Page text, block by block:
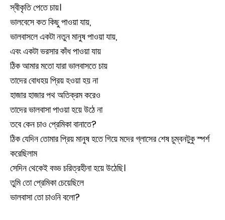
স্বীকৃতি পেতে চায়।
ভালবেসে কত কিছু পাওয়া যায়,
ভালবাসলে একটা নতুন মানুষ পাওয়া যায়,
এবং একটা ভরসার কাঁধ পাওয়া যায়
ঠিক আমার মতো যারা ভালবাসতে চায়
তাদের বোধহয় প্রিয় হওয়া হয় না
হাজার হাজার পথ অতিক্রম করেও
তাদের ভালবাসা পাওয়া হয়ে উঠে না
তবে কেন চাও প্রেমিকা বানাতে?
ঠিক যেদিন তোমার প্রিয় মানুষ হতে গিয়ে মদের গ্লাসের শেষ চুম্বনটুকু স্পর্শ
করেছিলাম
সেদিন থেকেই বড্ড চরিত্রহীনা হয়ে উঠেছি।
তুমি তো প্রেমিকা চেয়েছিলে
ভালবাসা তো চাওনি বলো?